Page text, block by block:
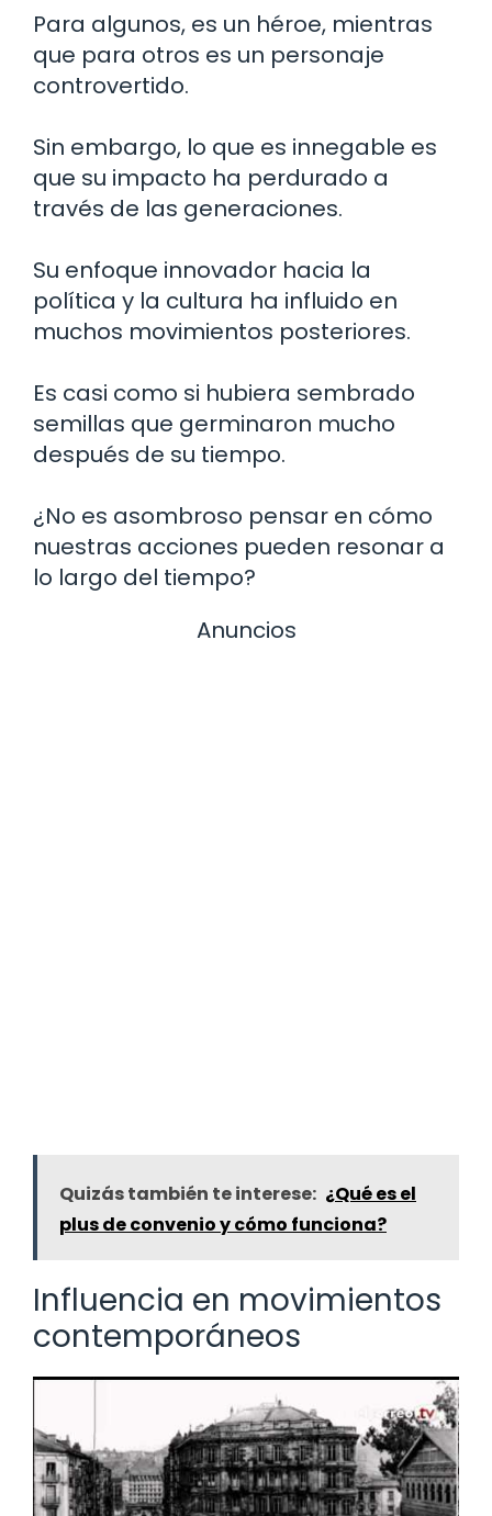
Para algunos, es un héroe, mientras
que para otros es un personaje
controvertido.
Sin embargo, lo que es innegable es
que su impacto ha perdurado a
través de las generaciones.
Su enfoque innovador hacia la
política y la cultura ha influido en
muchos movimientos posteriores.
Es casi como si hubiera sembrado
semillas que germinaron mucho
después de su tiempo.
¿No es asombroso pensar en cómo
nuestras acciones pueden resonar a
lo largo del tiempo?
Anuncios
Quizás también te interese: ¿Qué es el
plus de convenio y cómo funciona?
Influencia en movimientos
contemporáneos